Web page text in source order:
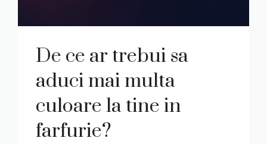
De ce ar trebui sa
aduci mai multa
culoare la tine in
farfurie?